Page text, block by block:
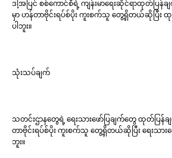
ဒါ့အပြင် စစ်ကောင်စီရဲ့ ကျန်းမာရေးဆိုင်ရာထုတ်ပြန်
မှာ ဟန်တာဗိုင်းရပ်စ်ပိုး ကူးစက်သူ တွေ့ရှိတယ်ဆိုပြီး ထု
ပါဘူး။
သုံးသပ်ချက်
သတင်းဌာနတွေရဲ့ ရေးသားဖော်ပြချက်တွေ ထုတ်ပြန်ခ
တာဗိုင်းရပ်စ်ပိုး ကူးစက်သူ တွေ့ရှိတယ်ဆိုပြီး ရေးသားဖ
ဘူး။